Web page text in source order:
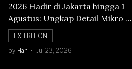
2026 Hadir di Jakarta hingga 1
Agustus: Ungkap Detail Mikro di
Balik Seni Watchmaking
EXHIBITION
by Han Jul 23, 2026